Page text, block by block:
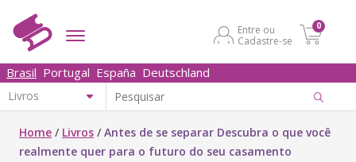
Entre ou
Cadastre-se
0
Brasil Portugal España Deutschland
Home / Livros /Antes de se separar Descubra o que você
realmente quer para o futuro do seu casamento